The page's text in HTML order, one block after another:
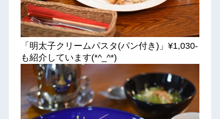
「明太子クリームパスタ(パン付き)」¥1,030-
も紹介しています(*^_^*)